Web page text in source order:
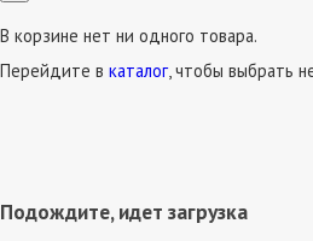
В корзине нет ни одного товара.
Перейдите в каталог, чтобы выбрать
Подождите, идет загрузка